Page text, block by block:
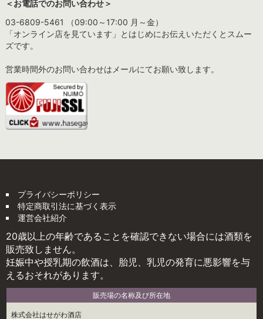
＜お電話でのお問い合わせ＞
03-6809-5461 （09:00～17:00 月～金）
「オンライン店を見ています」とはじめにお伝えいただくとスムー
ズです。
営業時間外のお問い合わせはメールにてお願い致します。
プライバシーポリシー
特定商取引法に基づく表示
運営会社紹介
20歳以上の年齢であることを確認できない場合には酒類を
販売致しません。
妊娠中や授乳期の飲酒は、胎児、乳児の発育に悪影響を与
えるおそれがあります。
販売場の名称及び所在地
株式会社はせがわ酒店